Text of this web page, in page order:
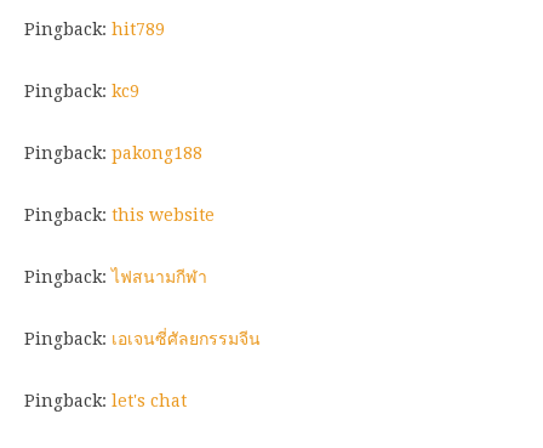
Pingback: hit789
Pingback: kc9
Pingback: pakong188
Pingback: this website
Pingback:ไฟสนามกีฬา
Pingback: เอเจนซี่ศัลยกรรมจีน
Pingback: let's chat